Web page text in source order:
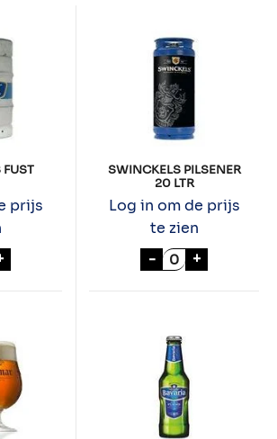
FUST
prijs
PILS FUST 50LTR aantal
SWINCKELS PILSENER
20 LTR
Log in om de prijs
te zien
- SWINCKELS
+